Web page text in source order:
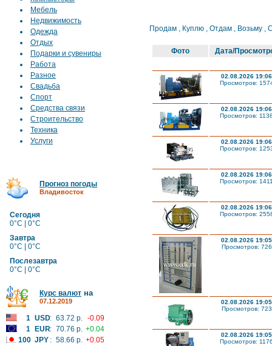
Мебель
Недвижимость
Одежда
Отдых
Подарки и сувениры
Работа
Разное
Свадьба
Спорт
Средства связи
Строительство
Техника
Услуги
Прогноз погоды
Владивосток
Сегодня
0°C | 0°C
Завтра
0°C | 0°C
Послезавтра
0°C | 0°C
Курс валют на
07.12.2019
1 USD: 63.72 р. -0.09
1
EUR: 70.76 р. +0.04
100 JPY : 58.66 р. +0.05
Продам , Куплю , Отдам , Возьму ,
Фото Дата/
02.08.2026 19:06
Просмотров:
02.08.2026 19:06
Просмотров:
02.08.2026 19:06
Просмотров:
02.08.2026 19:06
Просмотров:
02.08.2026 19:06
Просмотров:
02.08.2026 19:05
Просмотров: 726
02.08.2026 19:05
Просмотров: 723
02.08.2026 19:05
Просмотров: